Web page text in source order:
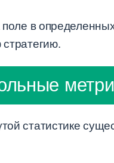
в
статистике